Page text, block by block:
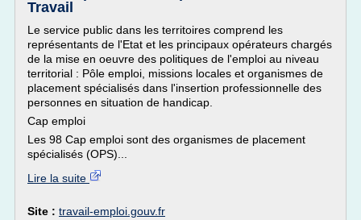
Travail
Le service public dans les territoires comprend les
représentants de l'Etat et les principaux opérateurs chargés
de la mise en oeuvre des politiques de l'emploi au niveau
territorial : Pôle emploi, missions locales et organismes de
placement spécialisés dans l'insertion professionnelle des
personnes en situation de handicap.
Cap emploi
Les 98 Cap emploi sont des organismes de placement
spécialisés (OPS)...
Lire la suite
Site : travail-emploi.gouv.fr